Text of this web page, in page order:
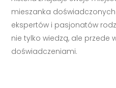
mieszanka
ekspertów i pasjonatów
nie tylko wiedzą, ale przede
doświadczeniami.